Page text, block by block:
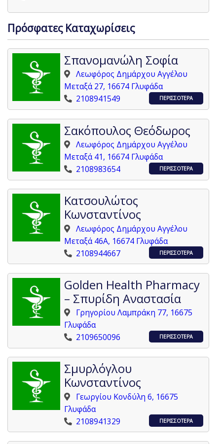
Πρόσφατες Καταχωρίσεις
Σπανομανώλη Σοφία
Λεωφόρος Δημάρχου Αγγέλου
Μεταξά 27, 16674 Γλυφάδα
2108941549
ΠΕΡΙΣΣΟΤΕΡΑ
Σακόπουλος Θεόδωρος
Λεωφόρος Δημάρχου Αγγέλου
Μεταξά 41, 16674 Γλυφάδα
2108983654
ΠΕΡΙΣΣΟΤΕΡΑ
Κατσουλώτος
Κωνσταντίνος
Λεωφόρος Δημάρχου Αγγέλου
Μεταξά 46Α, 16674 Γλυφάδα
2108944667
ΠΕΡΙΣΣΟΤΕΡΑ
Golden Health Pharmacy
– Σπυρίδη Αναστασία
Γρηγορίου Λαμπράκη 77, 16675
Γλυφάδα
2109650096
ΠΕΡΙΣΣΟΤΕΡΑ
Σμυρλόγλου
Κωνσταντίνος
Γεωργίου Κονδύλη 6, 16675
Γλυφάδα
2108941329
ΠΕΡΙΣΣΟΤΕΡΑ